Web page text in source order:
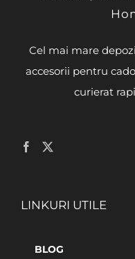
Cel mai mare
accesorii pentru
curierat
LINKURI UTILE
BLOG